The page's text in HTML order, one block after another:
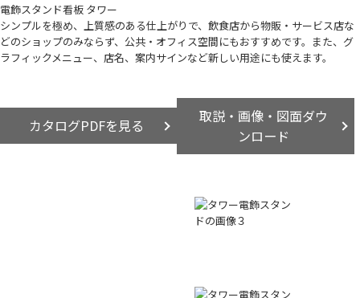
電飾スタンド看板 タワー
シンプルを極め、上質感のある仕上がりで、飲食店から物販・サービス店な
どのショップのみならず、公共・オフィス空間にもおすすめです。また、グ
ラフィックメニュー、店名、案内サインなど新しい用途にも使えます。
カタログPDFを見る
取説・画像・図面ダウ
ンロード